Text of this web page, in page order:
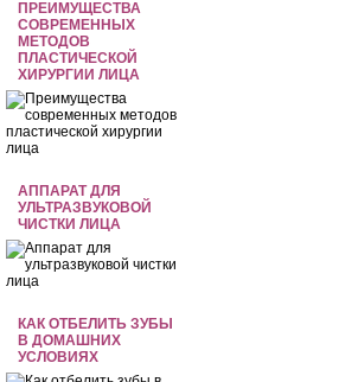
ПРЕИМУЩЕСТВА
СОВРЕМЕННЫХ
МЕТОДОВ
ПЛАСТИЧЕСКОЙ
ХИРУРГИИ ЛИЦА
АППАРАТ ДЛЯ
УЛЬТРАЗВУКОВОЙ
ЧИСТКИ ЛИЦА
КАК ОТБЕЛИТЬ ЗУБЫ
В ДОМАШНИХ
УСЛОВИЯХ